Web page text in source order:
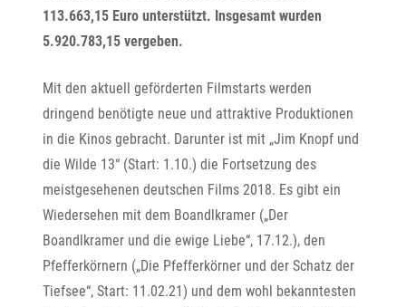
113.663,15 Euro unterstützt. Insgesamt wurden
5.920.783,15 vergeben.
Mit den aktuell geförderten Filmstarts werden
dringend benötigte neue und attraktive Produktionen
in die Kinos gebracht. Darunter ist mit „Jim Knopf und
die Wilde 13“ (Start: 1.10.) die Fortsetzung des
meistgesehenen deutschen Films 2018. Es gibt ein
Wiedersehen mit dem Boandlkramer („Der
Boandlkramer und die ewige Liebe“, 17.12.), den
Pfefferkörnern („Die Pfefferkörner und der Schatz der
Tiefsee“, Start: 11.02.21) und dem wohl bekanntesten